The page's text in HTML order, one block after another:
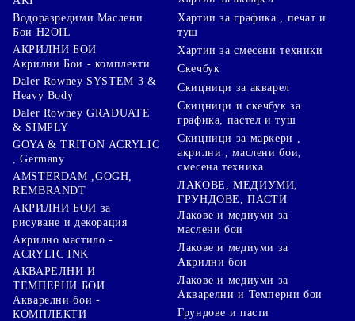
Водоразредими Маслени
Бои H2OIL
АКРИЛНИ БОИ
Акрилни Бои - комплекти
Daler Rowney SYSTEM 3 &
Heavy Body
Daler Rowney GRADUATE
& SIMPLY
GOYA & TRITON АCRYLIC
, Germany
AMSTERDAM ,GOGH,
REMBRANDT
АКРИЛНИ БОИ за
рисуване и декорация
Акрилно мастило -
ACRYLIC INK
АКВАРЕЛНИ И
ТЕМПЕРНИ БОИ
Акварелни бои -
КОМПЛЕКТИ
Хартии за графика , печат и
туш
Хартии за смесени техники
Скечбук
Скицници за акварел
Скицници и скечбук за
графика, пастел и туш
Скицници за маркери ,
акрилни , маслени бои,
смесена техника
ЛАКОВЕ, МЕДИУМИ,
ГРУНДОВЕ, ПАСТИ
Лакове и медиуми за
маслени бои
Лакове и медиуми за
Акрилни бои
Лакове и медиуми за
Акварелни и Темперни бои
Грундове и пасти